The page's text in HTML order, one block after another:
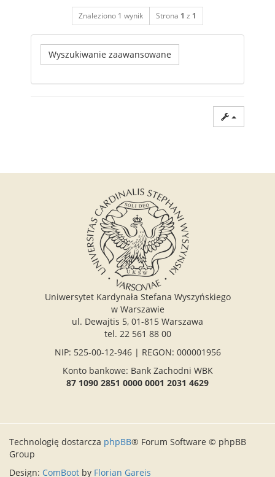
Znaleziono 1 wynik Strona 1 z 1
Wyszukiwanie zaawansowane
Uniwersytet Kardynała Stefana Wyszyńskiego
w Warszawie
ul. Dewajtis 5, 01-815 Warszawa
tel. 22 561 88 00
NIP: 525-00-12-946 | REGON: 000001956
Konto bankowe: Bank Zachodni WBK
87 1090 2851 0000 0001 2031 4629
Technologię dostarcza phpBB® Forum Software © phpBB
Group
Design: ComBoot by Florian Gareis